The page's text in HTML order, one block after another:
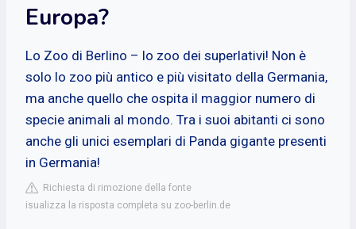
Europa?
Lo Zoo di Berlino – lo zoo dei superlativi! Non è
solo lo zoo più antico e più visitato della Germania,
ma anche quello che ospita il maggior numero di
specie animali al mondo. Tra i suoi abitanti ci sono
anche gli unici esemplari di Panda gigante presenti
in Germania!
Richiesta di rimozione della fonte
isualizza la risposta completa su zoo-berlin.de